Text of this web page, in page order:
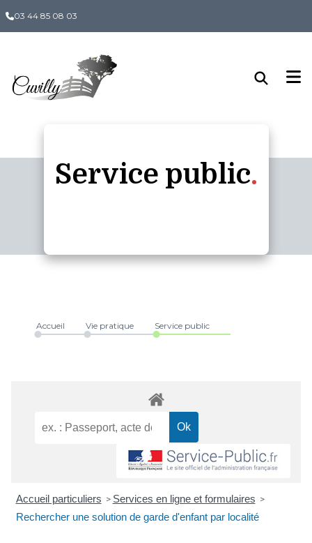
03 44 85 08 03
Service public
Accueil Vie pratique Service public
Accueil particuliers > Services en ligne et formulaires >
Rechercher une solution de garde d'enfant par localité
Panneau de gestion des cookies